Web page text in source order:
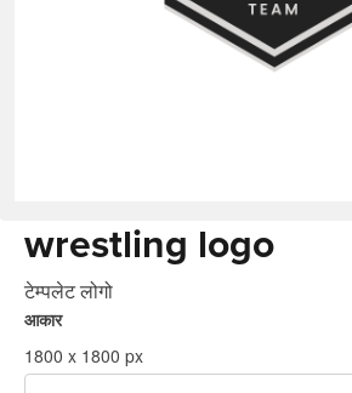
wrestling logo
टेम्पलेट लोगो
आकार
1800 x 1800 px